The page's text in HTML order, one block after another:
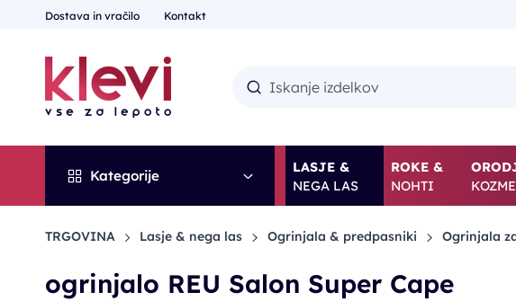
Dostava in vračilo Kontakt
Kategorije
LASJE &
NEGA LAS
ROKE &
NOHTI
TRGOVINA Lasje & nega las Ogrinjala & predpasniki Ogrinjala
ogrinjalo REU Salon Super Cape